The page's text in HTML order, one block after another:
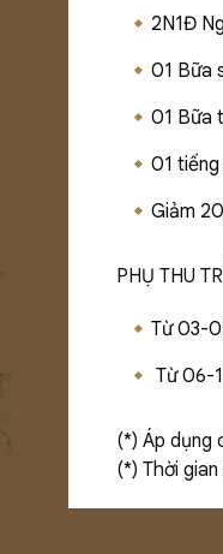
2N1Đ
01 Bữa
01 Bữa
01
Giảm
PHỤ THU
Từ 03-
Từ 06-
(*) Áp dụng
(*) Thời